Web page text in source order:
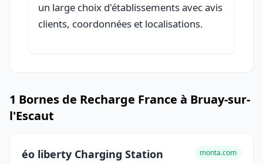
un large choix d'établissements avec avis
clients, coordonnées et localisations.
1 Bornes de Recharge France à Bruay-sur-
l'Escaut
éo liberty Charging Station monta.com